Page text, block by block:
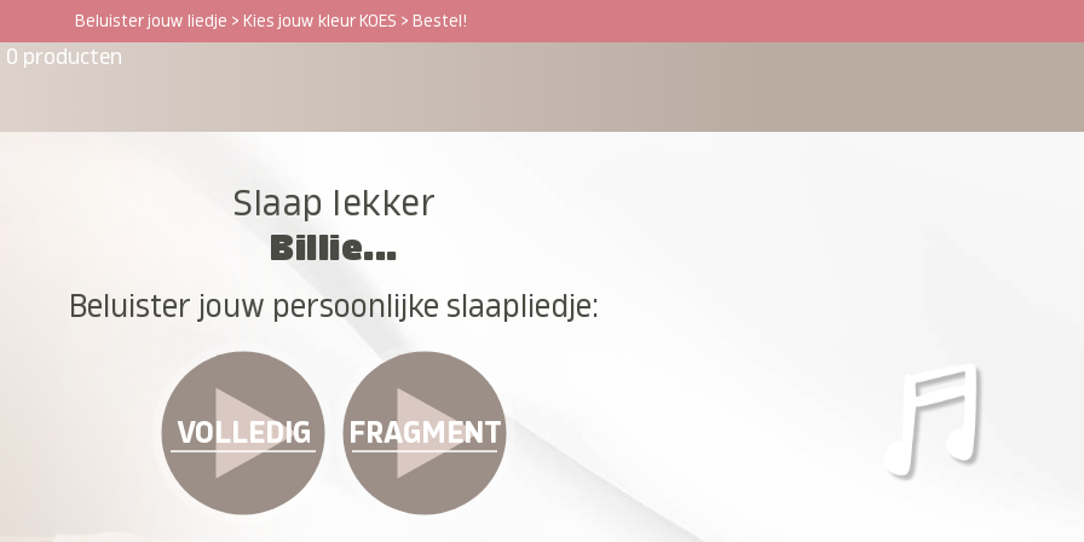
Beluister jouw liedje > Kies jouw kleur KOES > Bestel!
0 producten
Slaap lekker
Billie...
Beluister jouw persoonlijke slaapliedje:
VOLLEDIG FRAGMENT